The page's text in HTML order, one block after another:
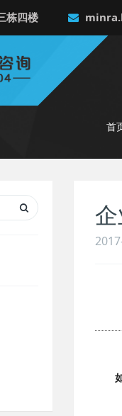
栋四楼
首